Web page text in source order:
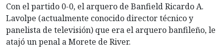
Con el partido 0-0, el arquero de Banfield Ricardo A.
Lavolpe (actualmente conocido director técnico y
panelista de televisión) que era el arquero banfileño, le
atajó un penal a Morete de River.